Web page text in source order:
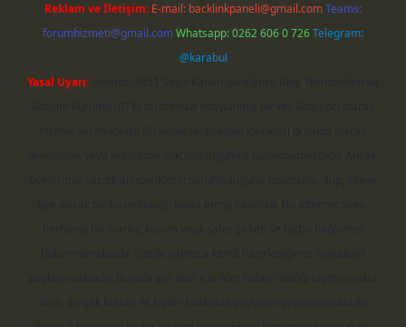
Reklam ve İletişim: E-mail: backlinkpaneli@gmail.comTeams:
forumhizmeti@gmail.comWhatsapp: 0262 606 0 726Telegram:
@karabul
Yasal Uyarı: